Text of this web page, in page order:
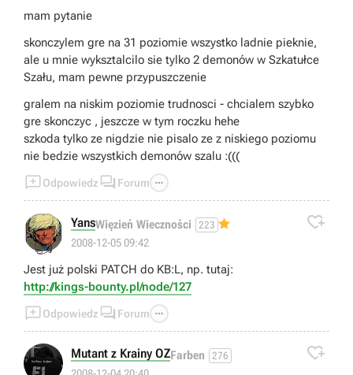
mam pytanie
skonczylem gre na 31 poziomie wszystko ladnie pieknie,
ale u mnie wyksztalcilo sie tylko 2 demonów w Szkatułce
Szału, mam pewne przypuszczenie
gralem na niskim poziomie trudnosci - chcialem szybko
gre skonczyc , jeszcze w tym roczku hehe
szkoda tylko ze nigdzie nie pisalo ze z niskiego poziomu
nie bedzie wszystkich demonów szalu :(((
Odpowiedz  Forum 
👍
YansWięzień Wieczności 223
2008-12-05 09:42

Jest już polski PATCH do KB:L, np. tutaj:
http://kings-bounty.pl/node/127
Odpowiedz  Forum 
Mutant z Krainy OZFarben 276 